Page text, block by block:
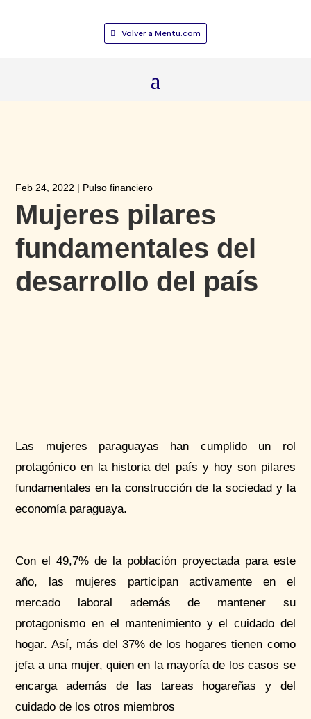
Volver a Mentu.com
Feb 24, 2022 | Pulso financiero
Mujeres pilares
fundamentales del
desarrollo del país
Las mujeres paraguayas han cumplido un rol
protagónico en la historia del país y hoy son pilares
fundamentales en la construcción de la sociedad y la
economía paraguaya.
Con el 49,7% de la población proyectada para este
año, las mujeres participan activamente en el
mercado laboral además de mantener su
protagonismo en el mantenimiento y el cuidado del
hogar. Así, más del 37% de los hogares tienen como
jefa a una mujer, quien en la mayoría de los casos se
encarga además de las tareas hogareñas y del
cuidado de los otros miembros